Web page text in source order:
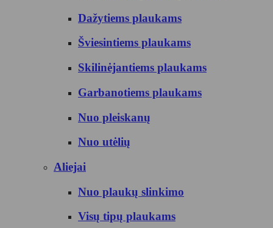
Dažytiems plaukams
Šviesintiems plaukams
Skilinėjantiems plaukams
Garbanotiems plaukams
Nuo pleiskanų
Nuo utėlių
Aliejai
Nuo plaukų slinkimo
Visų tipų plaukams